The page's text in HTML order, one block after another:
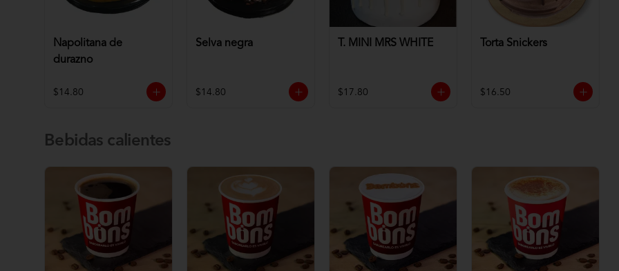
Napolitana de
durazno
$14.80
Selva negra
$14.80
T. MINI MRS WHITE
$17.80
Torta Snickers
$16.50
Bebidas calientes